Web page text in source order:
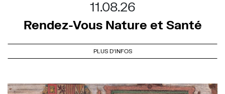
11.08.26
Rendez-Vous Nature et Santé
PLUS D'INFOS